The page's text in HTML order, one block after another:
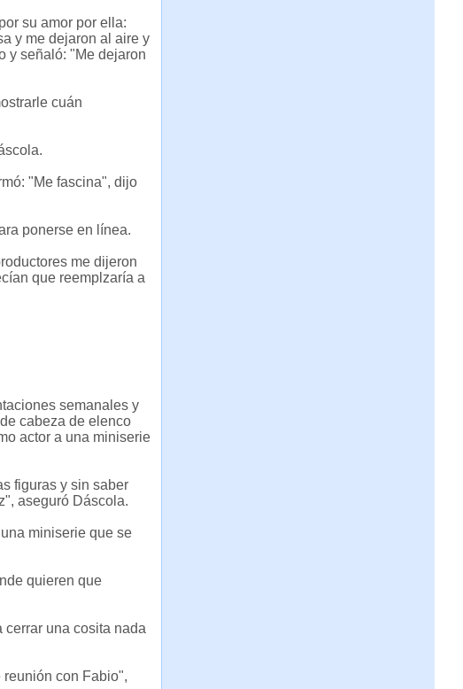
su amor por ella:
y me dejaron al aire y
y señaló: "Me dejaron
cuán
"Me fascina", dijo
ponerse en línea.
me dijeron
que reemplzaría a
semanales y
cabeza de elenco
actor a una miniserie
figuras y sin saber
aseguró Dáscola.
miniserie que se
quieren que
una cosita nada
con Fabio",